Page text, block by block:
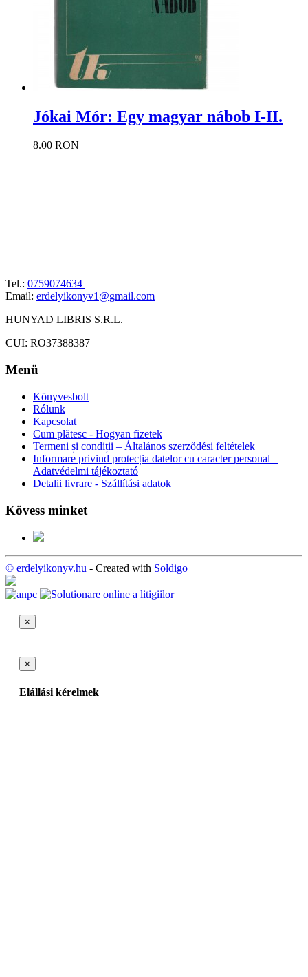
Jókai Mór: Egy magyar nábob I-II.
8.00 RON
Tel.: 0759074634
Email: erdelyikonyv1@gmail.com
HUNYAD LIBRIS S.R.L.
CUI: RO37388387
Menü
Könyvesbolt
Rólunk
Kapcsolat
Cum plătesc - Hogyan fizetek
Termeni și condiții – Általános szerződési feltételek
Informare privind protecția datelor cu caracter personal –
Adatvédelmi tájékoztató
Detalii livrare - Szállítási adatok
Kövess minket
© erdelyikonyv.hu - Created with Soldigo
×
×
Elállási kérelmek